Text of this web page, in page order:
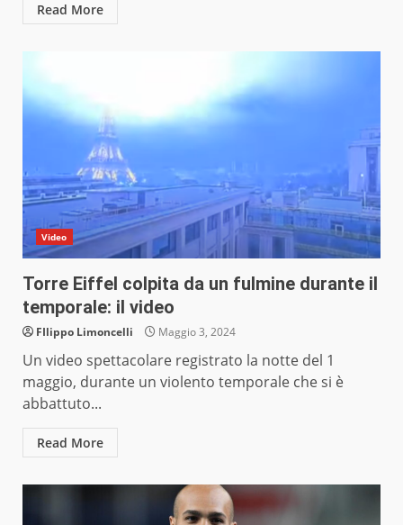
Read More
Video
Torre Eiffel colpita da un fulmine durante il
temporale: il video
FIlippo Limoncelli Maggio 3, 2024
Un video spettacolare registrato la notte del 1
maggio, durante un violento temporale che si è
abbattuto...
Read More